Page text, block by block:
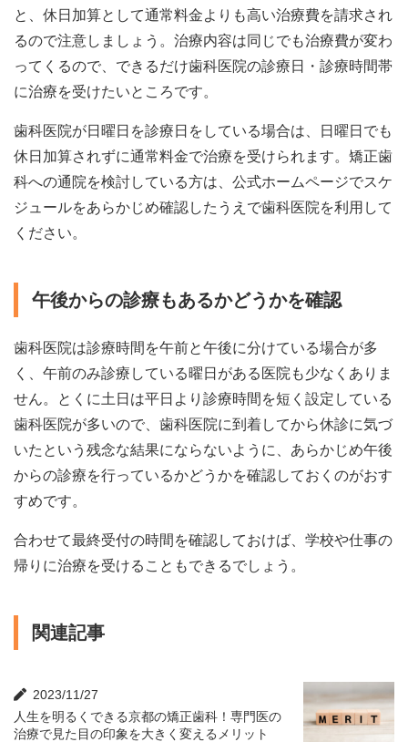
と、休日加算として通常料金よりも高い治療費を請求され
るので注意しましょう。治療内容は同じでも治療費が変わ
ってくるので、できるだけ歯科医院の診療日・診療時間帯
に治療を受けたいところです。
歯科医院が日曜日を診療日をしている場合は、日曜日でも
休日加算されずに通常料金で治療を受けられます。矯正歯
科への通院を検討している方は、公式ホームページでスケ
ジュールをあらかじめ確認したうえで歯科医院を利用して
ください。
午後からの診療もあるかどうかを確認
歯科医院は診療時間を午前と午後に分けている場合が多
く、午前のみ診療している曜日がある医院も少なくありま
せん。とくに土日は平日より診療時間を短く設定している
歯科医院が多いので、歯科医院に到着してから休診に気づ
いたという残念な結果にならないように、あらかじめ午後
からの診療を行っているかどうかを確認しておくのがおす
すめです。
合わせて最終受付の時間を確認しておけば、学校や仕事の
帰りに治療を受けることもできるでしょう。
関連記事
2023/11/27
人生を明るくできる京都の矯正歯科！専門医の
治療で見た目の印象を大きく変えるメリット